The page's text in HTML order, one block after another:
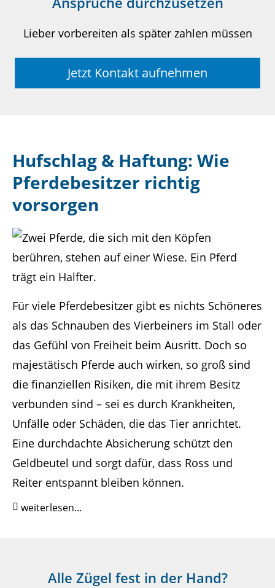
Lieber vorbereiten als später zahlen müssen
Jetzt Kontakt aufnehmen
Hufschlag & Haftung: Wie
Pferdebesitzer richtig
vorsorgen
Für viele Pferdebesitzer gibt es nichts Schöneres
als das Schnauben des Vierbeiners im Stall oder
das Gefühl von Freiheit beim Ausritt. Doch so
majestätisch Pferde auch wirken, so groß sind
die finanziellen Risiken, die mit ihrem Besitz
verbunden sind – sei es durch Krankheiten,
Unfälle oder Schäden, die das Tier anrichtet.
Eine durchdachte Absicherung schützt den
Geldbeutel und sorgt dafür, dass Ross und
Reiter entspannt bleiben können.
weiterlesen...
Alle Zügel fest in der Hand?